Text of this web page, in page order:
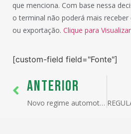
que menciona. Com base nessa
o terminal não poderá mais
ou exportação. Clique para Visualizar
[custom-field field="Fonte"]
ANTERIOR
Novo regime automotivo é destaque nos discursos da abertura do Salão do Automóvel 2012